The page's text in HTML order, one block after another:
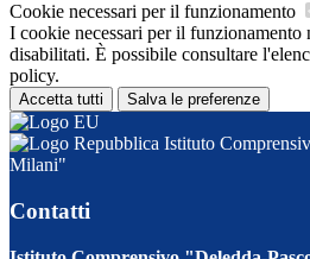
Cookie necessari per il funzionamento
I cookie necessari per il funzionamento
disabilitati. È possibile consultare
policy.
Accetta tutti Salva le preferenze
Istituto
Milani"
Contatti